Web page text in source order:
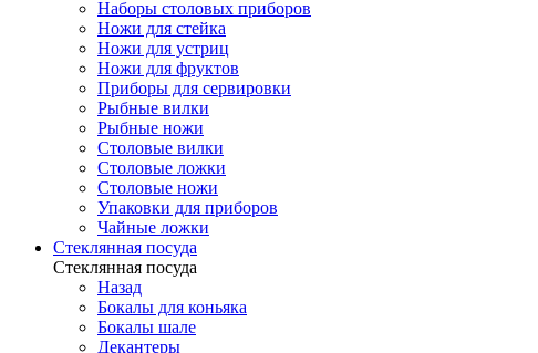
Наборы столовых приборов
Ножи для стейка
Ножи для устриц
Ножи для фруктов
Приборы для сервировки
Рыбные вилки
Рыбные ножи
Столовые вилки
Столовые ложки
Столовые ножи
Упаковки для приборов
Чайные ложки
Стеклянная посуда
Стеклянная посуда
Назад
Бокалы для коньяка
Бокалы шале
Декантеры